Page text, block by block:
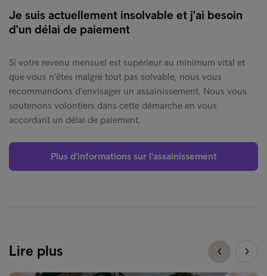
Je suis actuellement insolvable et j'ai besoin
d'un délai de paiement
Si votre revenu mensuel est supérieur au minimum vital et
que vous n'êtes malgré tout pas solvable, nous vous
recommandons d'envisager un assainissement. Nous vous
soutenons volontiers dans cette démarche en vous
accordant un délai de paiement.
Plus d'informations sur l'assainissement
Lire plus